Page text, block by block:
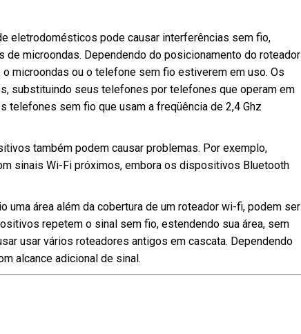
eletrodomésticos pode causar interferências sem fio,
microondas. Dependendo do posicionamento do roteador
microondas ou o telefone sem fio estiverem em uso. Os
substituindo seus telefones por telefones que operam em
telefones sem fio que usam a freqüência de 2,4 Ghz
também podem causar problemas. Por exemplo,
sinais Wi-Fi próximos, embora os dispositivos Bluetooth
uma área além da cobertura de um roteador wi-fi, podem ser
repetem o sinal sem fio, estendendo sua área, sem
usar vários roteadores antigos em cascata. Dependendo
alcance adicional de sinal.